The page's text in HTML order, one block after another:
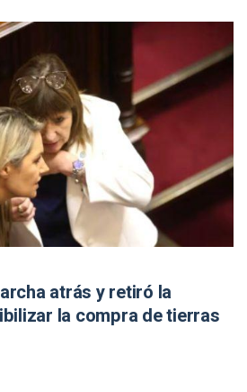
atrás y retiró la
la compra de tierras